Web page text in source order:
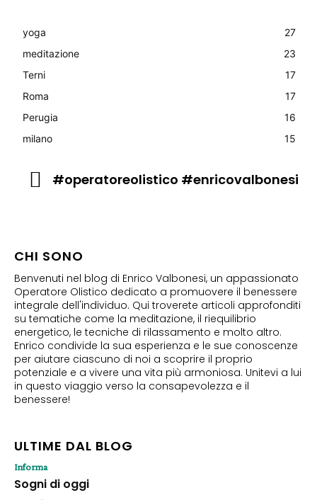
yoga
27
meditazione
23
Terni
17
Roma
17
Perugia
16
milano
15
#operatoreolistico #enricovalbonesi
CHI SONO
Benvenuti nel blog di Enrico Valbonesi, un appassionato
Operatore Olistico dedicato a promuovere il benessere
integrale dell'individuo. Qui troverete articoli approfonditi
su tematiche come la meditazione, il riequilibrio
energetico, le tecniche di rilassamento e molto altro.
Enrico condivide la sua esperienza e le sue conoscenze
per aiutare ciascuno di noi a scoprire il proprio
potenziale e a vivere una vita più armoniosa. Unitevi a lui
in questo viaggio verso la consapevolezza e il
benessere!
ULTIME DAL BLOG
Informa
Sogni di oggi